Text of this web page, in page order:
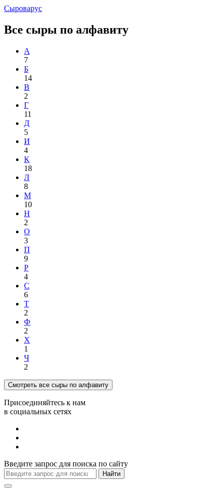
Сыроварус
Все сыры по алфавиту
А
7
Б
14
В
2
Г
11
Д
5
И
4
К
18
Л
8
М
10
Н
2
О
3
П
9
Р
4
С
6
Т
2
Ф
2
Х
1
Ч
2
Смотреть все сыры по алфавиту
Присоединяйтесь к нам
в социальных сетях
Введите запрос для поиска по сайту
Найти